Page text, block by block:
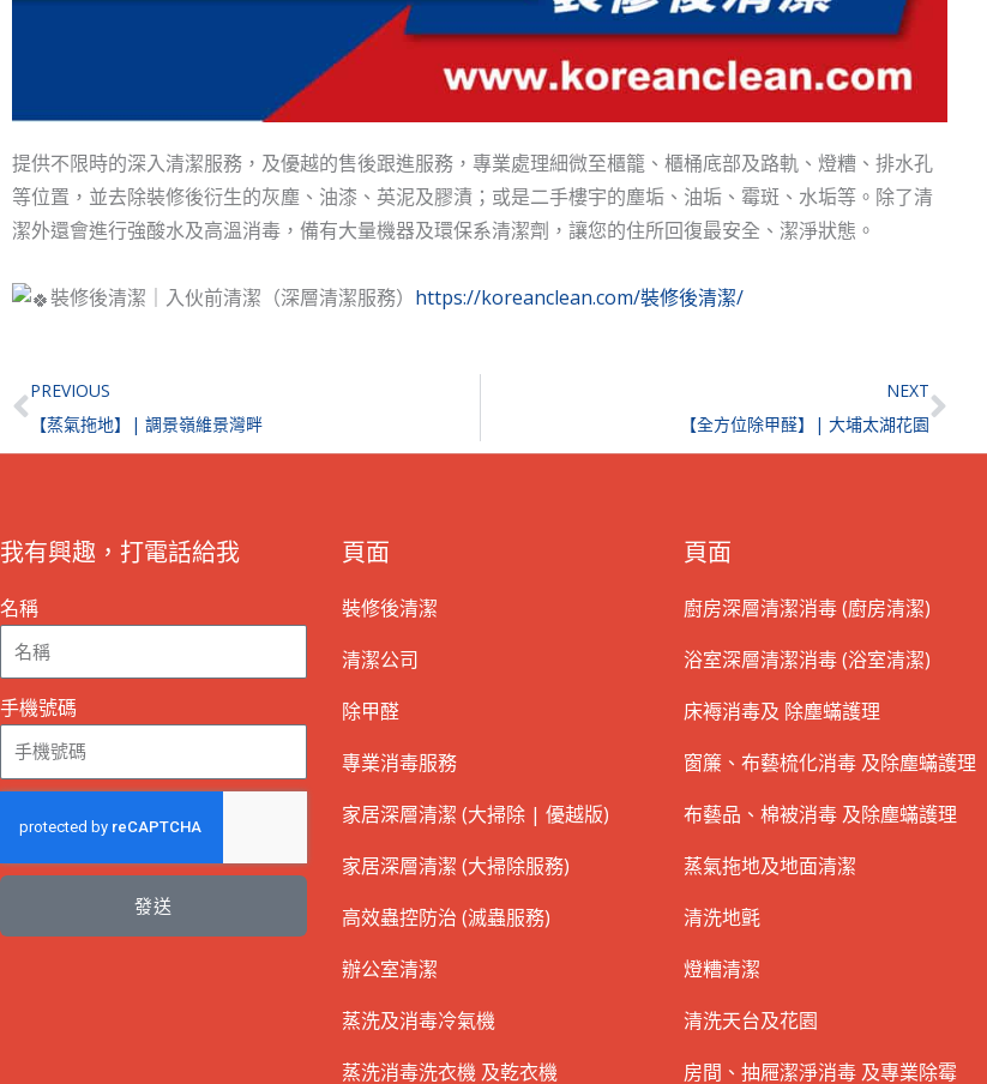
提供不限時的深入清潔服務，及優越的售後跟進服務，專業處理細微至櫃籠、櫃桶底部及路軌、燈糟、排水孔
等位置，並去除裝修後衍生的灰塵、油漆、英泥及膠漬；或是二手樓宇的塵垢、油垢、霉斑、水垢等。除了清
潔外還會進行強酸水及高溫消毒，備有大量機器及環保系清潔劑，讓您的住所回復最安全、潔淨狀態。
裝修後清潔｜入伙前清潔（深層清潔服務） https://koreanclean.com/裝修後清潔/
Prev
PREVIOUS
【蒸氣拖地】| 調景嶺維景灣畔
NEXT
【全方位除甲醛】| 大埔太湖花園
Next
我有興趣，打電話給我
名稱
手機號碼
發送
頁面
裝修後清潔
清潔公司
除甲醛
專業消毒服務
家居深層清潔 (大掃除 | 優越版)
家居深層清潔 (大掃除服務)
高效蟲控防治 (滅蟲服務)
辦公室清潔
蒸洗及消毒冷氣機
蒸洗消毒洗衣機 及乾衣機
頁面
廚房深層清潔消毒 (廚房清潔)
浴室深層清潔消毒 (浴室清潔)
床褥消毒及 除塵蟎護理
窗簾、布藝梳化消毒 及除塵蟎護理
布藝品、棉被消毒 及除塵蟎護理
蒸氣拖地及地面清潔
清洗地氈
燈糟清潔
清洗天台及花園
房間、抽屜潔淨消毒 及專業除霉